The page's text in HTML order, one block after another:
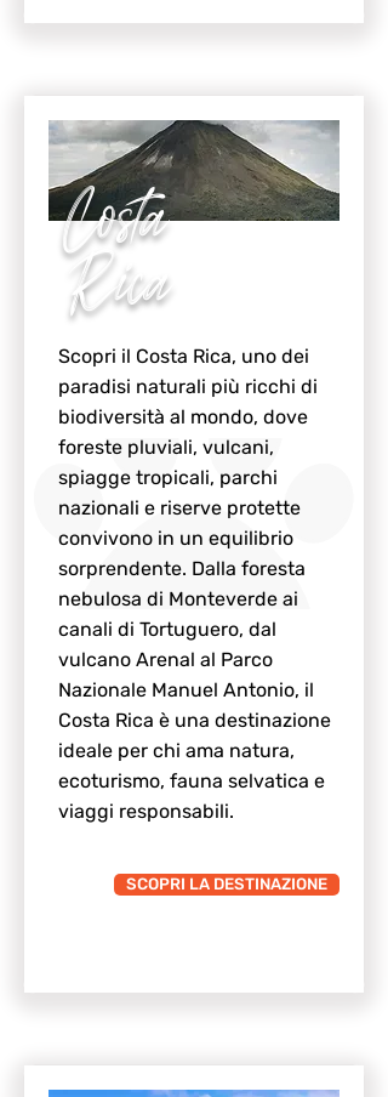
Costa
Rica
Scopri il Costa Rica, uno dei
paradisi naturali più ricchi di
biodiversità al mondo, dove
foreste pluviali, vulcani,
spiagge tropicali, parchi
nazionali e riserve protette
convivono in un equilibrio
sorprendente. Dalla foresta
nebulosa di Monteverde ai
canali di Tortuguero, dal
vulcano Arenal al Parco
Nazionale Manuel Antonio, il
Costa Rica è una destinazione
ideale per chi ama natura,
ecoturismo, fauna selvatica e
viaggi responsabili.
SCOPRI LA DESTINAZIONE